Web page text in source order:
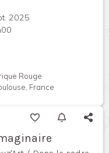
2025
Rouge
France